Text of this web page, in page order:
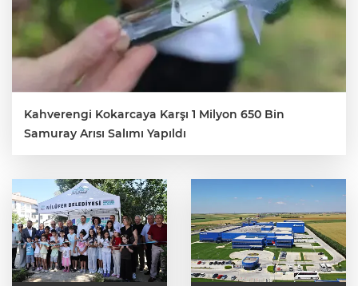
Kahverengi Kokarcaya Karşı 1 Milyon 650 Bin
Samuray Arısı Salımı Yapıldı